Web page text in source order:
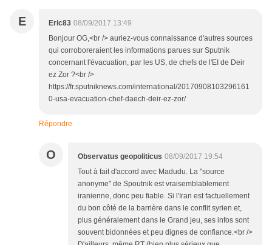
E Eric83 08/09/2017 13:49
Bonjour OG,<br /> auriez-vous connaissance d'autres sources
qui corroboreraient les informations parues sur Sputnik
concernant l'évacuation, par les US, de chefs de l'EI de Deir
ez Zor ?<br />
https://fr.sputniknews.com/international/20170908103296161
0-usa-evacuation-chef-daech-deir-ez-zor/
Répondre
O Observatus geopoliticus 08/09/2017 19:54
Tout à fait d'accord avec Madudu. La "source
anonyme" de Spoutnik est vraisemblablement
iranienne, donc peu fiable. Si l'Iran est factuellement
du bon côté de la barrière dans le conflit syrien et,
plus généralement dans le Grand jeu, ses infos sont
souvent bidonnées et peu dignes de confiance.<br />